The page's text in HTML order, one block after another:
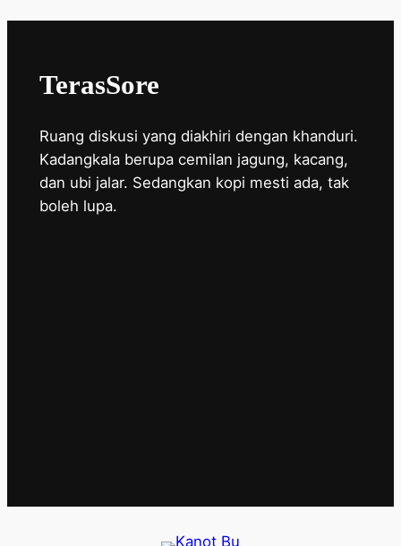
TerasSore
Ruang diskusi yang diakhiri dengan khanduri.
Kadangkala berupa cemilan jagung, kacang,
dan ubi jalar. Sedangkan kopi mesti ada, tak
boleh lupa.